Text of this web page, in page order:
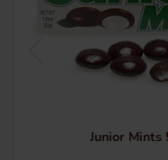
Junior Mints